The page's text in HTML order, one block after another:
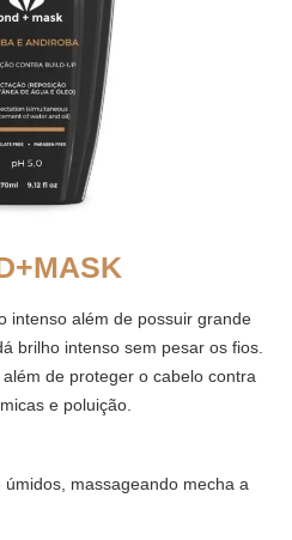
intenso além de possuir grande
brilho intenso sem pesar os fios.
de proteger o cabelo contra
e poluição.
massageando mecha a